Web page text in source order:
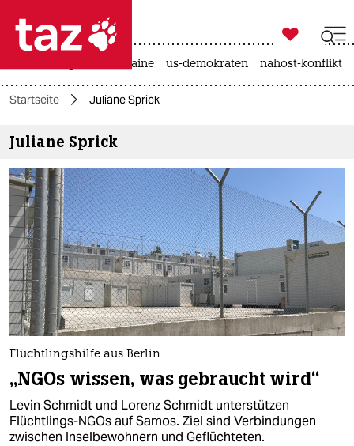
 taz zahl ich
taz zahl ich
themen
politik
öko
gesellschaft
kultur
sport
berlin
nord
wahrheit

taz zahl ich
krieg in der ukraine us-demokraten nahost-konflikt
Startseite Juliane Sprick
Juliane Sprick
Flüchtlingshilfe aus Berlin
„NGOs wissen, was gebraucht wird“
Levin Schmidt und Lorenz Schmidt unterstützen
Flüchtlings-NGOs auf Samos. Ziel sind Verbindungen
zwischen In­sel­be­woh­ne­rn und Geflüchteten.